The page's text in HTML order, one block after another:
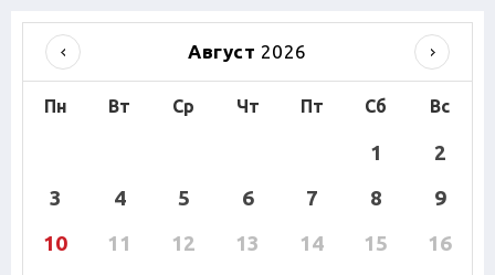
Август 2026
Пн Вт Ср Чт Пт Сб Вс
1
2
3
4 5 6 7 8
9
10
11 12 13 14 15
16